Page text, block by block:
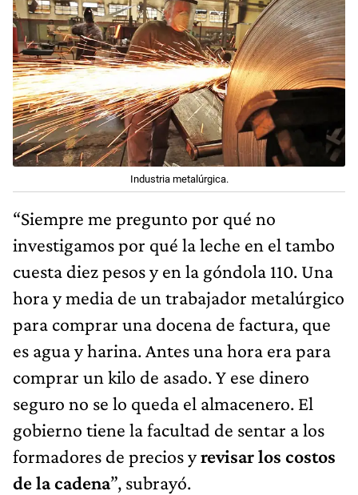
Industria metalúrgica.
“Siempre me pregunto por qué no
investigamos por qué la leche en el tambo
cuesta diez pesos y en la góndola 110. Una
hora y media de un trabajador metalúrgico
para comprar una docena de factura, que
es agua y harina. Antes una hora era para
comprar un kilo de asado. Y ese dinero
seguro no se lo queda el almacenero. El
gobierno tiene la facultad de sentar a los
formadores de precios yrevisar los costos
de la cadena”, subrayó.